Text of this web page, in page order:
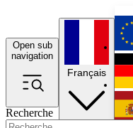
Open sub
navigation
Recherche
Français